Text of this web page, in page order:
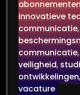
abonnementen
innovatieve
communicatie,
communicatie,
veiligheid,
ontwikkelingen,
vacature